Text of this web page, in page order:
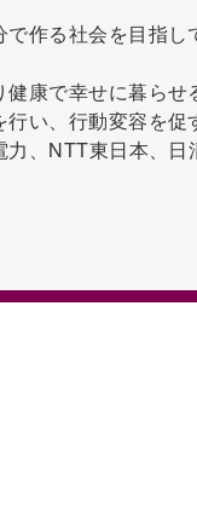
で作る社会を目指し
健康で幸せに暮らせ
い、行動変容を促
力、NTT東日本、日